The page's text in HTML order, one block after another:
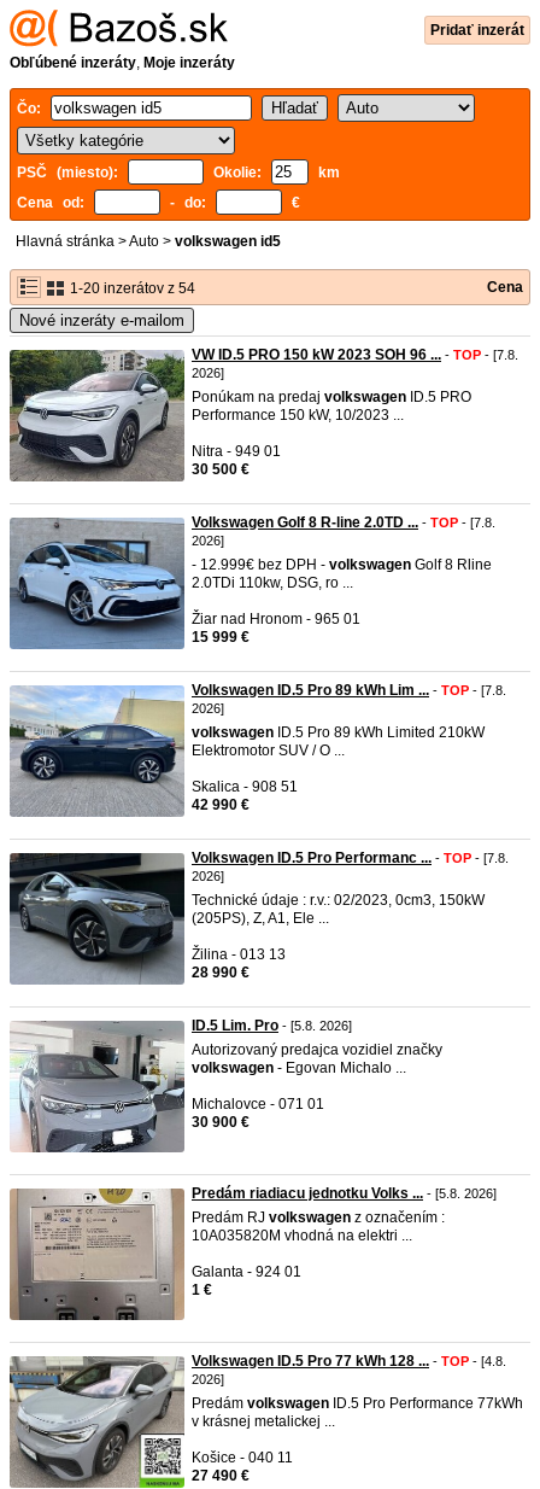
Pridať inzerát
Obľúbené inzeráty, Moje inzeráty
Čo:
PSČ (miesto): Okolie:
km
Cena od:
- do: €
Hlavná stránka >Auto > volkswagen id5
1-20 inzerátov z 54 Cena
Nové inzeráty e-mailom
VW ID.5 PRO 150 kW 2023 SOH 96 ... - TOP - [7.8.
2026]
Ponúkam na predaj volkswagen ID.5 PRO
Performance 150 kW, 10/2023 ...
Nitra - 949 01
30 500 €
Volkswagen Golf 8 R-line 2.0TD ... - TOP - [7.8.
2026]
- 12.999€ bez DPH - volkswagen Golf 8 Rline
2.0TDi 110kw, DSG, ro ...
Žiar nad Hronom - 965 01
15 999 €
Volkswagen ID.5 Pro 89 kWh Lim ... - TOP - [7.8.
2026]
volkswagen ID.5 Pro 89 kWh Limited 210kW
Elektromotor SUV / O ...
Skalica - 908 51
42 990 €
Volkswagen ID.5 Pro Performanc ... - TOP - [7.8.
2026]
Technické údaje : r.v.: 02/2023, 0cm3, 150kW
(205PS), Z, A1, Ele ...
Žilina - 013 13
28 990 €
ID.5 Lim. Pro - [5.8. 2026]
Autorizovaný predajca vozidiel značky
volkswagen - Egovan Michalo ...
Michalovce - 071 01
30 900 €
Predám riadiacu jednotku Volks ... - [5.8. 2026]
Predám RJ volkswagen z označením :
10A035820M vhodná na elektri ...
Galanta - 924 01
1 €
Volkswagen ID.5 Pro 77 kWh 128 ... - TOP - [4.8.
2026]
Predám volkswagen ID.5 Pro Performance 77kWh
v krásnej metalickej ...
Košice - 040 11
27 490 €